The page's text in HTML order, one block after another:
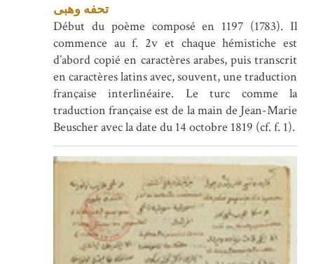
تحفه وهبى
Début du poème composé en 1197 (1783). Il
commence au f. 2v et chaque hémistiche est
d’abord copié en caractères arabes, puis transcrit
en caractères latins avec, souvent, une traduction
française interlinéaire. Le turc comme la
traduction française est de la main de Jean-Marie
Beuscher avec la date du 14 octobre 1819 (cf. f. 1).